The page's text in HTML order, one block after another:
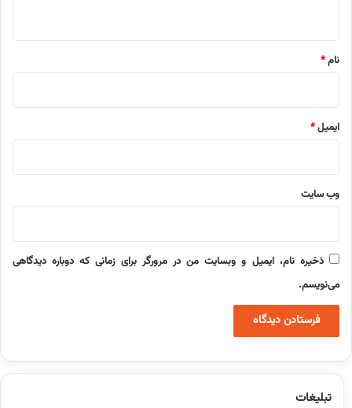
نام*
ایمیل*
وب‌ سایت
ذخیره نام، ایمیل و وبسایت من در مرورگر برای زمانی که دوباره دیدگاهی
می‌نویسم.
تبلیغات